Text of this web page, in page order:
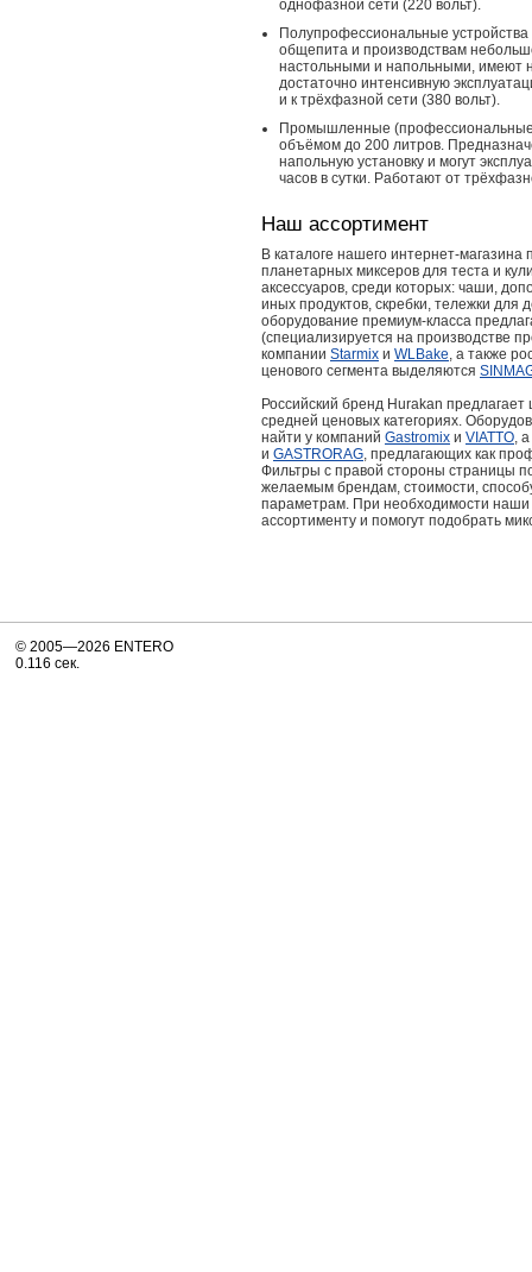
однофазной сети (220 вольт).
Полупрофессиональные
общепита и производствам
настольными и напольными, имеют
достаточно интенсивную
и к трёхфазной сети (380 вольт).
Промышленные
объёмом до 200 литров.
напольную установку и могут
часов в сутки. Работают от
Наш ассортимент
В каталоге нашего интернет-
планетарных миксеров для теста и
аксессуаров, среди которых: чаши,
иных продуктов, скребки, тележки
оборудование премиум-класса
(специализируется на производстве
компании Starmix и WLBake, а также
ценового сегмента выделяются
Российский бренд Hurakan
средней ценовых категориях.
найти у компаний Gastromix и VIATTO,
и GASTRORAG, предлагающих как
Фильтры с правой стороны страницы
желаемым брендам, стоимости,
параметрам. При необходимости
ассортименту и помогут подобрать
© 2005—2026 ENTERO
0.116 сек.